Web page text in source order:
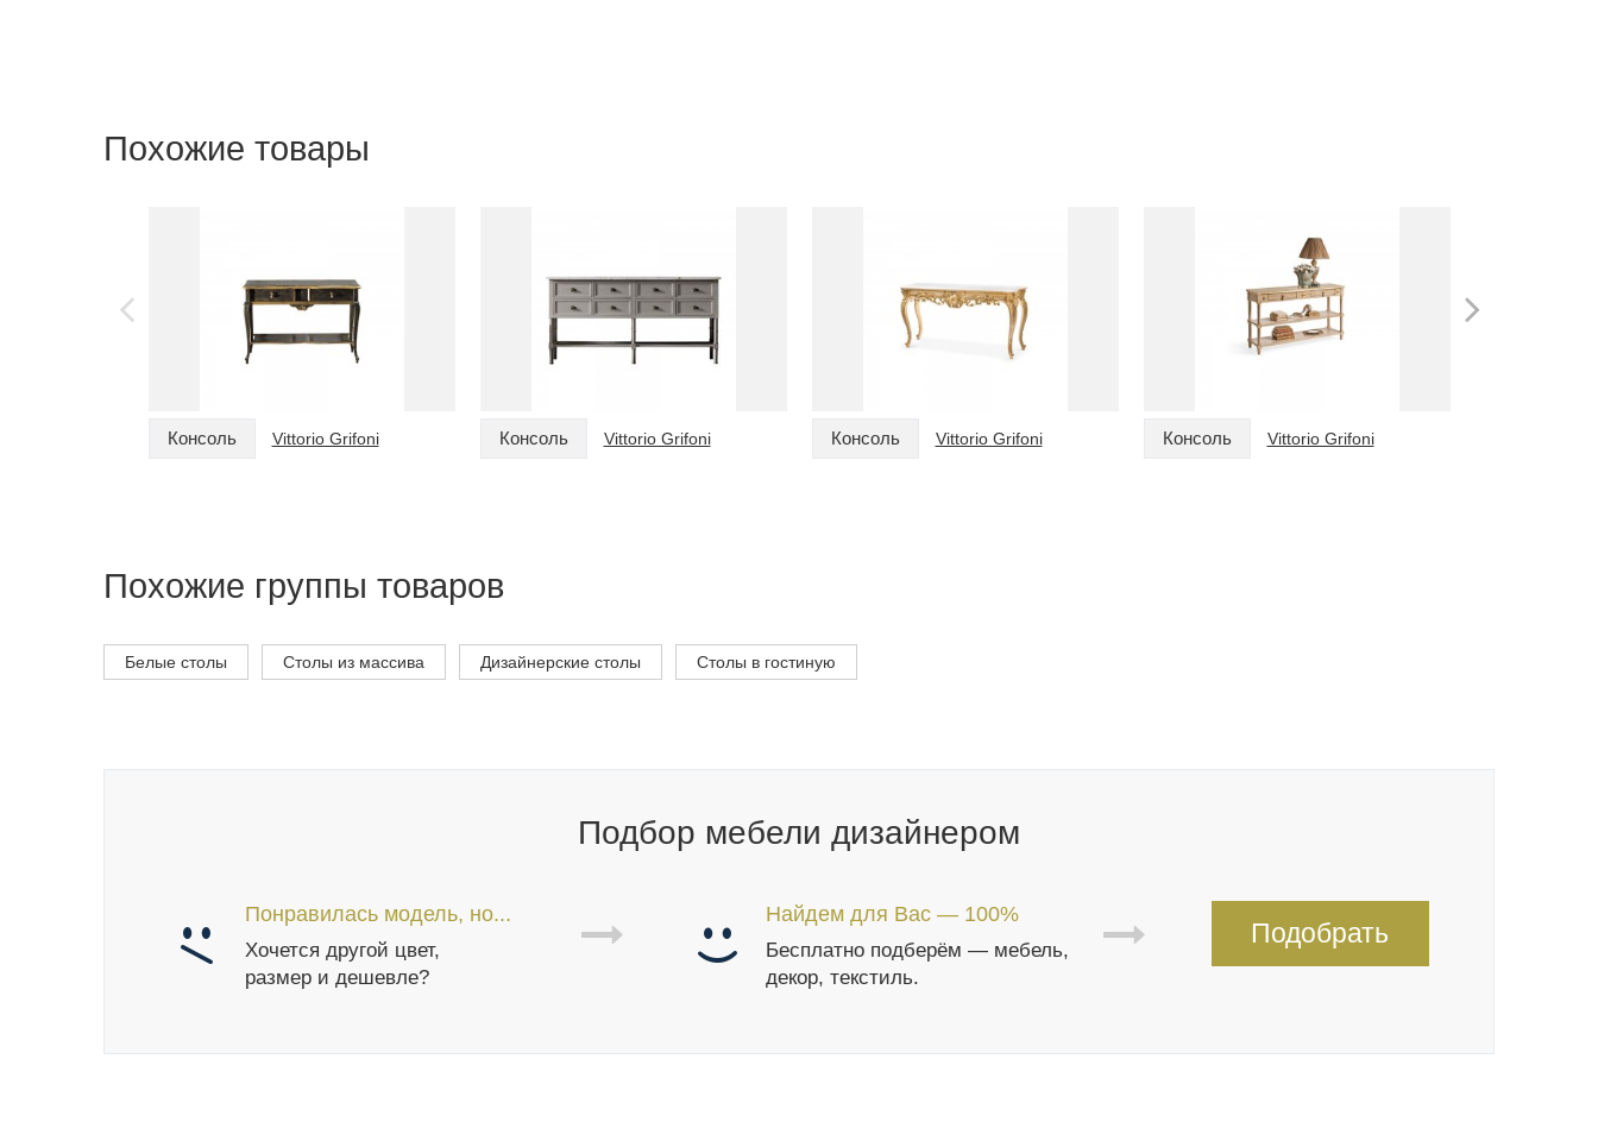
Похожие товары
Консоль Vittorio Grifoni Консоль Vittorio Grifoni Консоль Vittorio Grifoni Консоль Vittorio Grifoni
Похожие группы товаров
Белые столы Столы из массива Дизайнерские столы Столы в гостиную
Подбор мебели дизайнером
Понравилась модель, но...
Хочется другой цвет,
размер и дешевле?
Найдем для Вас — 100%
Бесплатно подберём — мебель,
декор, текстиль.
Подобрать